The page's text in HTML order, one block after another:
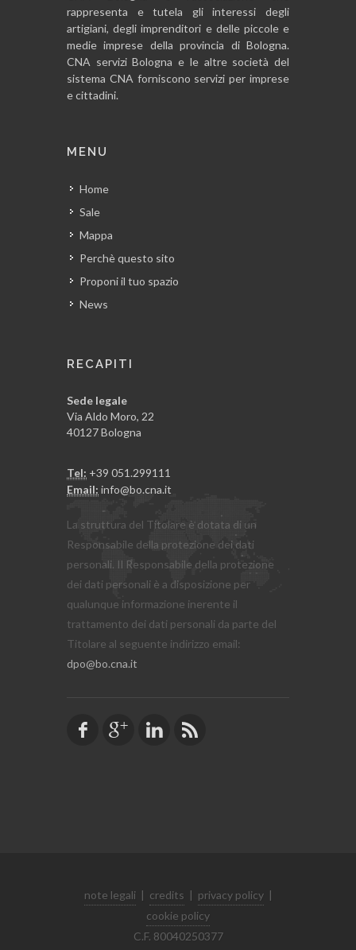
rappresenta e tutela gli interessi degli
artigiani, degli imprenditori e delle piccole e
medie imprese della provincia di Bologna.
CNA servizi Bologna e le altre società del
sistema CNA forniscono servizi per imprese
e cittadini.
MENU
Home
Sale
Mappa
Perchè questo sito
Proponi il tuo spazio
News
RECAPITI
Sede legale
Via Aldo Moro, 22
40127 Bologna
Tel: +39 051.299111
Email: info@bo.cna.it
La struttura del Titolare è dotata di un
Responsabile della protezione dei dati
personali. Il Responsabile della protezione
dei dati personali è a disposizione per
qualunque informazione inerente il
trattamento dei dati personali da parte del
Titolare al seguente indirizzo email:
dpo@bo.cna.it
note legali | credits | privacy policy |
cookie policy
C.F. 80040250377